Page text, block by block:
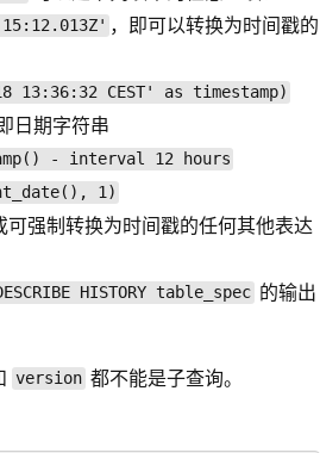
，即可以转换为时间戳的
13:36:32 CEST' as timestamp)
日期字符串
- interval 12 hours
1)
可强制转换为时间戳的任何其他表达
HISTORY table_spec 的输出
version 都不能是子查询。